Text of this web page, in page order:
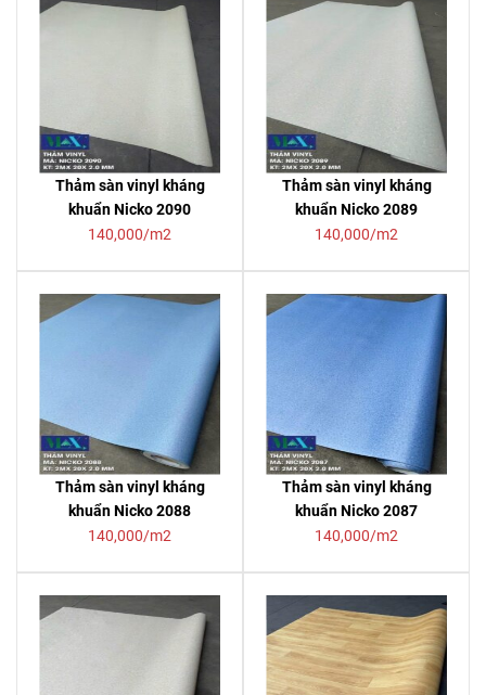
Thảm sàn vinyl kháng
khuẩn Nicko 2090
140,000/m2
Thảm sàn vinyl kháng
khuẩn Nicko 2089
140,000/m2
Thảm sàn vinyl kháng
khuẩn Nicko 2088
140,000/m2
Thảm sàn vinyl kháng
khuẩn Nicko 2087
140,000/m2